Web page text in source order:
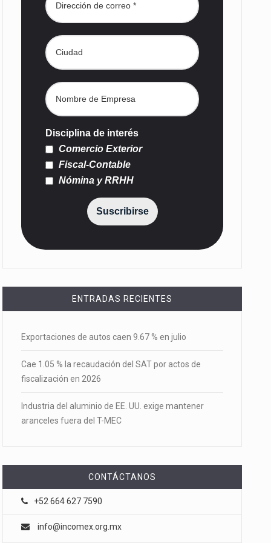
Disciplina de interés
Comercio Exterior
Fiscal-Contable
Nómina y RRHH
Suscribirse
ENTRADAS RECIENTES
Exportaciones de autos caen 9.67 % en julio
Cae 1.05 % la recaudación del SAT por actos de
fiscalización en 2026
Industria del aluminio de EE. UU. exige mantener
aranceles fuera del T-MEC
CONTÁCTANOS
+52 664 627 7590
info@incomex.org.mx